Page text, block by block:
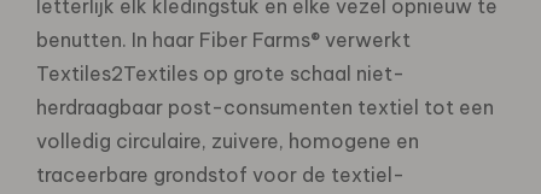
letterlijk elk kledingstuk en elke vezel opnieuw te
benutten. In haar Fiber Farms® verwerkt
Textiles2Textiles op grote schaal niet-
herdraagbaar post-consumenten textiel tot een
volledig circulaire, zuivere, homogene en
traceerbare grondstof voor de textiel-